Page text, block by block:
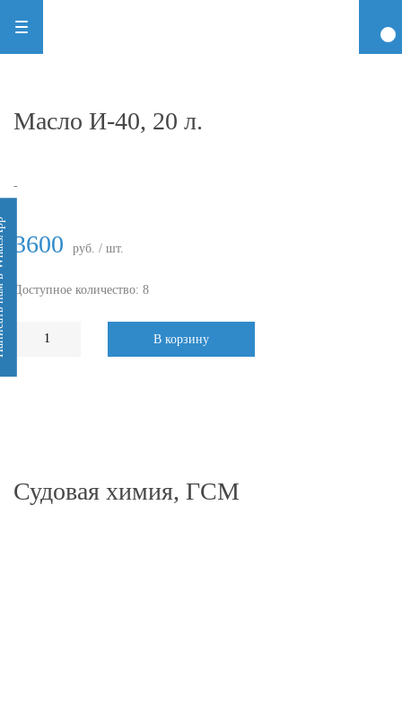
Масло И-40, 20 л.
-
3600 руб. / шт.
Доступное количество: 8
В корзину
Судовая химия, ГСМ